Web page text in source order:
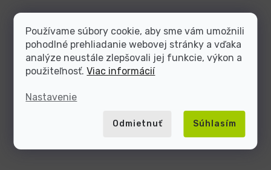
Používame súbory cookie, aby sme vám umožnili
pohodlné prehliadanie webovej stránky a vďaka
analýze neustále zlepšovali jej funkcie, výkon a
použiteľnosť.Viac informácií
Nastavenie
Odmietnuť Súhlasím